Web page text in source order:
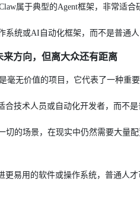
属于典型的Agent框架，非常适
系统或AI自动化框架，而不是普通人
来方向，但离大众还有距离
毫无价值的项目，它代表了一种
合技术人员或自动化开发者，而不是
切的场景，在现实中仍然需要大量
更易用的软件或操作系统，普通人